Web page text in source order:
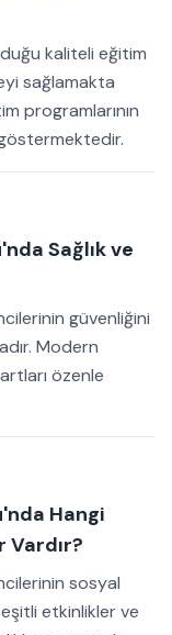
kaliteli eğitim
sağlamakta
programlarının
Sağlık ve
güvenliğini
Modern
özenle
Hangi
Vardır?
sosyal
etkinlikler ve